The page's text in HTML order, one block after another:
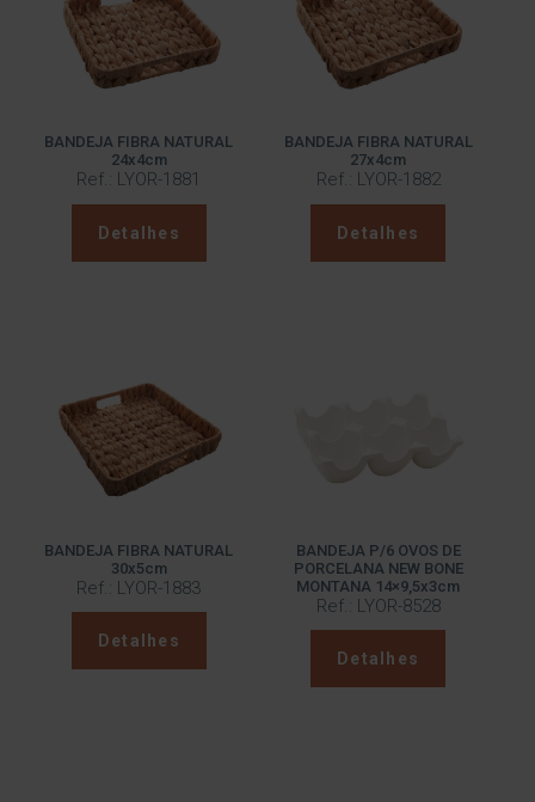
BANDEJA FIBRA NATURAL
24x4cm
Ref.: LYOR-1881
Detalhes
BANDEJA FIBRA NATURAL
27x4cm
Ref.: LYOR-1882
Detalhes
BANDEJA FIBRA NATURAL
30x5cm
Ref.: LYOR-1883
Detalhes
BANDEJA P/6 OVOS DE
PORCELANA NEW BONE
MONTANA 14×9,5x3cm
Ref.: LYOR-8528
Detalhes